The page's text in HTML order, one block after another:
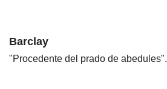
Barclay
"Procedente del prado de abedules".